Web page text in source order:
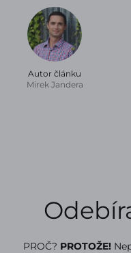
Autor článku
Mirek Jandera
PROČ? PROTOŽE!